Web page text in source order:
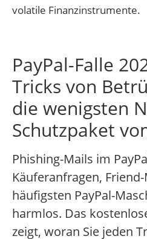
volatile Finanzinstrumente.
PayPal-Falle
Tricks von
die wenigsten
Schutzpaket
Phishing-Mails im
Käuferanfragen,
häufigsten PayPal-
harmlos. Das
zeigt, woran Sie jeden